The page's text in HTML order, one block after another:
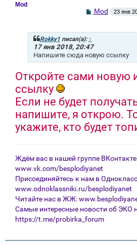
Mod
С
о
б
е
н
и
Mod 23 янв
Rokky1 писал(а): ↑
17 янв 2018, 20:47
Напишите сюда новую ссылку
Откройте сами новую
ссылку
Если не будет
напишите, я открою.
укажите, кто будет
Ждём вас в нашей группе
www.vk.com/besplodiyanet
Присоединяйтесь к нам в
www.odnoklassniki.ru/besplodiyanet
Читайте нас в ЖЖ:
Самые интересные новости об ЭКО
https://t.me/probirka_forum